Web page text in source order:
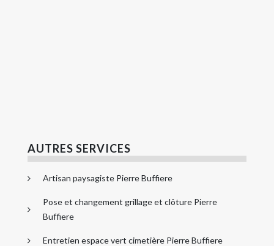
AUTRES SERVICES
Artisan paysagiste Pierre Buffiere
Pose et changement grillage et clôture Pierre
Buffiere
Entretien espace vert cimetière Pierre Buffiere